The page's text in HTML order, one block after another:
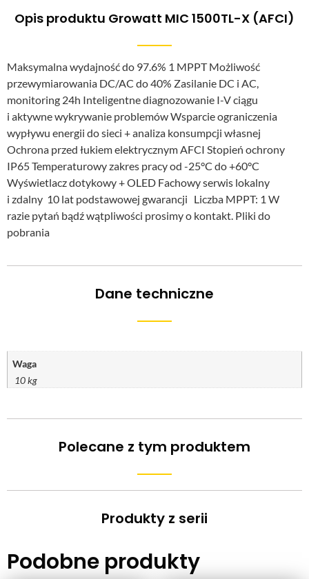
Opis produktu Growatt MIC 1500TL-X (AFCI)
Maksymalna wydajność do 97.6% 1 MPPT Możliwość
przewymiarowania DC/AC do 40% Zasilanie DC i AC,
monitoring 24h Inteligentne diagnozowanie I-V ciągu
i aktywne wykrywanie problemów Wsparcie ograniczenia
wypływu energii do sieci + analiza konsumpcji własnej
Ochrona przed łukiem elektrycznym AFCI Stopień ochrony
IP65 Temperaturowy zakres pracy od -25°C do +60°C
Wyświetlacz dotykowy + OLED Fachowy serwis lokalny
i zdalny 10 lat podstawowej gwarancji Liczba MPPT: 1 W
razie pytań bądź wątpliwości prosimy o kontakt. Pliki do
pobrania
Dane techniczne
Waga
10 kg
Polecane z tym produktem
Produkty z serii
Podobne produkty